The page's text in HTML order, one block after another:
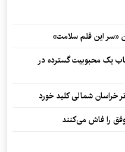
یک محبوبیت گسترده در
خراسان شمالی کلید خورد
را فاش می‌کنند